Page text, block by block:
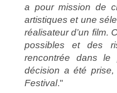
a pour mission de
artistiques et une
réalisateur d’un film.
possibles et des
rencontrée dans le
décision a été
Festival."